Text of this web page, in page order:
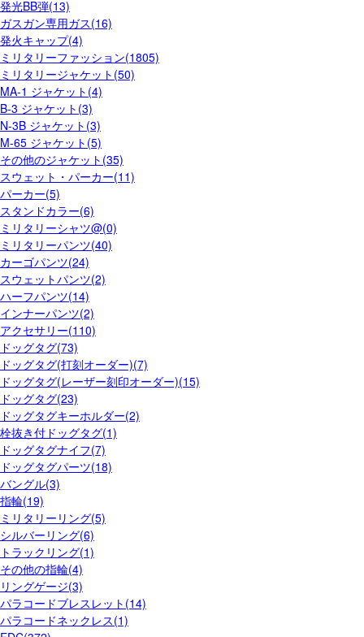
発光BB弾(13)
ガスガン専用ガス(16)
発火キャップ(4)
ミリタリーファッション(1805)
ミリタリージャケット(50)
MA-1 ジャケット(4)
B-3 ジャケット(3)
N-3B ジャケット(3)
M-65 ジャケット(5)
その他のジャケット(35)
スウェット・パーカー(11)
パーカー(5)
スタンドカラー(6)
ミリタリーシャツ@(0)
ミリタリーパンツ(40)
カーゴパンツ(24)
スウェットパンツ(2)
ハーフパンツ(14)
インナーパンツ(2)
アクセサリー(110)
ドッグタグ(73)
ドッグタグ(打刻オーダー)(7)
ドッグタグ(レーザー刻印オーダー)(15)
ドッグタグ(23)
ドッグタグキーホルダー(2)
栓抜き付ドッグタグ(1)
ドッグタグナイフ(7)
ドッグタグパーツ(18)
バングル(3)
指輪(19)
ミリタリーリング(5)
シルバーリング(6)
トラックリング(1)
その他の指輪(4)
リングゲージ(3)
パラコードブレスレット(14)
パラコードネックレス(1)